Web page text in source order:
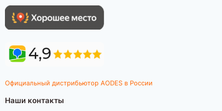
Официальный дистрибьютор AODES в России
Наши контакты